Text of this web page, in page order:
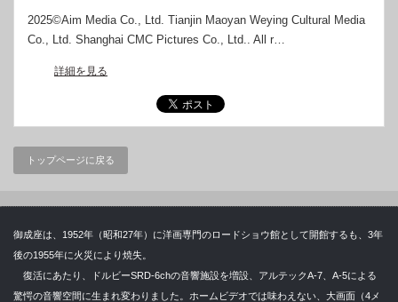
2025©Aim Media Co., Ltd. Tianjin Maoyan Weying Cultural Media
Co., Ltd. Shanghai CMC Pictures Co., Ltd.. All r…
詳細を見る
トップページに戻る
御成座は、1952年（昭和27年）に洋画専門のロードショウ館として開館するも、3年
後の1955年に火災により焼失。
復活にあたり、ドルビーSRD-6chの音響施設を増設、アルテックA-7、A-5による
驚愕の音響空間に生まれ変わりました。ホームビデオでは味わえない、大画面（4メ